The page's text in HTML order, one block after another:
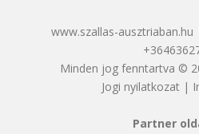
www.szallas-
Minden jog fenntartva ©
Jogi nyilatkozat|
Partner